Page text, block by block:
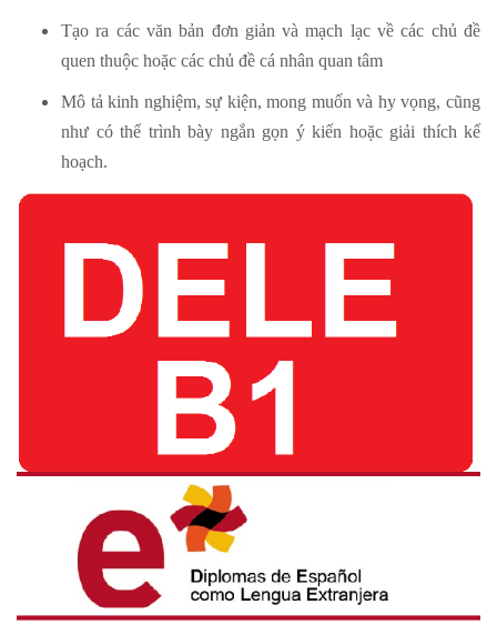
Tạo ra các văn bản đơn giản và mạch lạc về các chủ đề
quen thuộc hoặc các chủ đề cá nhân quan tâm
Mô tả kinh nghiệm, sự kiện, mong muốn và hy vọng, cũng
như có thể trình bày ngắn gọn ý kiến ​​hoặc giải thích kế
hoạch.